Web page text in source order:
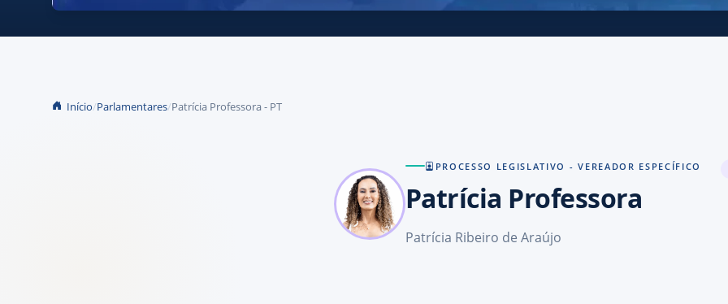
Início Parlamentares Patrícia Professora - PT
PROCESSO LEGISLATIVO - VEREADOR ESPECÍFICO
Patrícia Professora
Patrícia Ribeiro de Araújo